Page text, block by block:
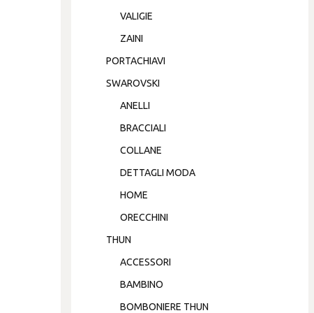
VALIGIE
ZAINI
PORTACHIAVI
SWAROVSKI
ANELLI
BRACCIALI
COLLANE
DETTAGLI MODA
HOME
ORECCHINI
THUN
ACCESSORI
BAMBINO
BOMBONIERE THUN